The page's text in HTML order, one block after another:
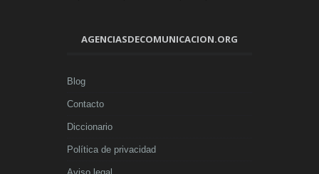
AGENCIASDECOMUNICACION.ORG
Blog
Contacto
Diccionario
Política de privacidad